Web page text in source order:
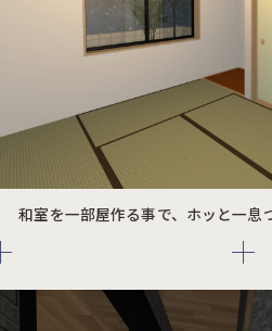
和室を一部屋作る事で、ホッと一息